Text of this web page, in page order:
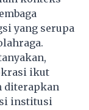
yang serupa
ikut
diterapkan
institusi